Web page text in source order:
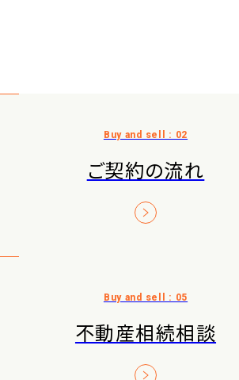
ご契約の流れ
不動産相続相談